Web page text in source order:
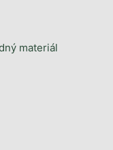
materiál